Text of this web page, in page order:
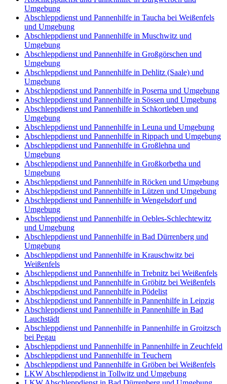
Umgebung
Abschleppdienst und Pannenhilfe in Taucha bei Weißenfels
und Umgebung
Abschleppdienst und Pannenhilfe in Muschwitz und
Umgebung
Abschleppdienst und Pannenhilfe in Großgörschen und
Umgebung
Abschleppdienst und Pannenhilfe in Dehlitz (Saale) und
Umgebung
Abschleppdienst und Pannenhilfe in Poserna und Umgebung
Abschleppdienst und Pannenhilfe in Sössen und Umgebung
Abschleppdienst und Pannenhilfe in Schkortleben und
Umgebung
Abschleppdienst und Pannenhilfe in Leuna und Umgebung
Abschleppdienst und Pannenhilfe in Rippach und Umgebung
Abschleppdienst und Pannenhilfe in Großlehna und
Umgebung
Abschleppdienst und Pannenhilfe in Großkorbetha und
Umgebung
Abschleppdienst und Pannenhilfe in Röcken und Umgebung
Abschleppdienst und Pannenhilfe in Lützen und Umgebung
Abschleppdienst und Pannenhilfe in Wengelsdorf und
Umgebung
Abschleppdienst und Pannenhilfe in Oebles-Schlechtewitz
und Umgebung
Abschleppdienst und Pannenhilfe in Bad Dürrenberg und
Umgebung
Abschleppdienst und Pannenhilfe in Krauschwitz bei
Weißenfels
Abschleppdienst und Pannenhilfe in Trebnitz bei Weißenfels
Abschleppdienst und Pannenhilfe in Gröbitz bei Weißenfels
Abschleppdienst und Pannenhilfe in Pödelist
Abschleppdienst und Pannenhilfe in Pannenhilfe in Leipzig
Abschleppdienst und Pannenhilfe in Pannenhilfe in Bad
Lauchstädt
Abschleppdienst und Pannenhilfe in Pannenhilfe in Groitzsch
bei Pegau
Abschleppdienst und Pannenhilfe in Pannenhilfe in Zeuchfeld
Abschleppdienst und Pannenhilfe in Teuchern
Abschleppdienst und Pannenhilfe in Gröben bei Weißenfels
LKW Abschleppdienst in Tollwitz und Umgebung